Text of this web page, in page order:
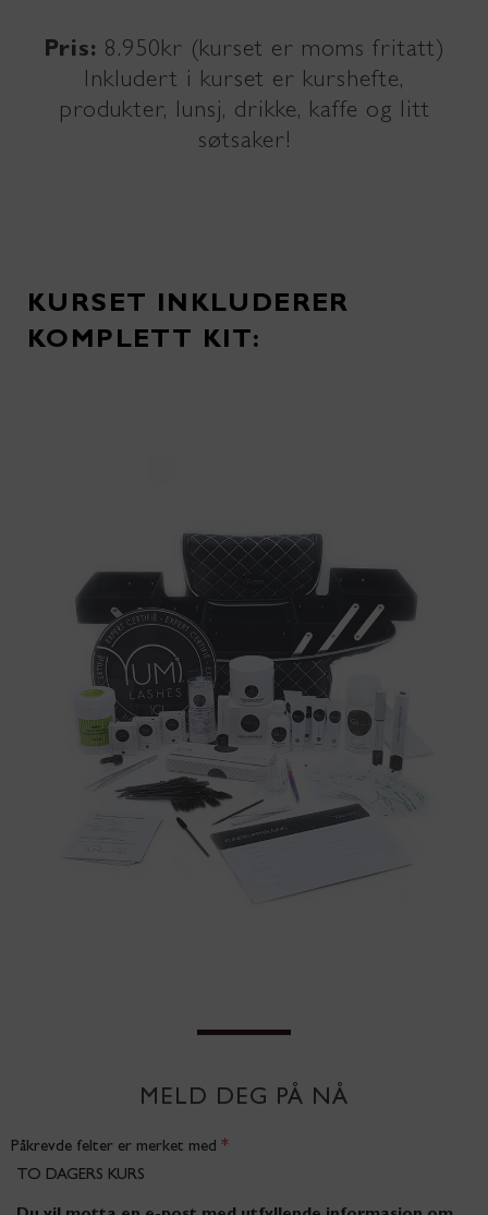
KURSET INKLUDERER
KOMPLETT KIT:
Pris: 8.950kr (kurset er moms fritatt)
Inkludert i kurset er kurshefte,
produkter, lunsj, drikke, kaffe og litt
søtsaker!
MELD DEG PÅ NÅ
Påkrevde felter er merket med *
TO DAGERS KURS